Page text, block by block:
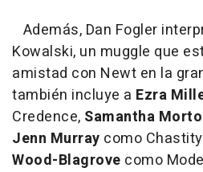
Además, Dan Fogler
Kowalski, un muggle que
amistad con Newt en la
también incluye a Ezra
Credence, Samantha
Jenn Murray como
Wood-Blagrove como